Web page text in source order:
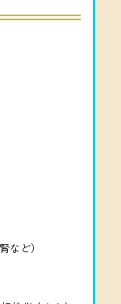
など）